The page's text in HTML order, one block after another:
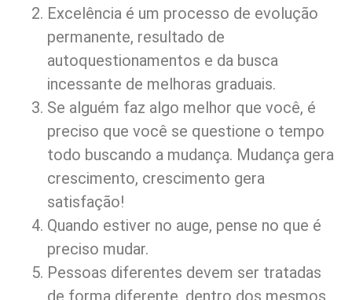
Excelência é um processo de evolução
permanente, resultado de
autoquestionamentos e da busca
incessante de melhoras graduais.
Se alguém faz algo melhor que você, é
preciso que você se questione o tempo
todo buscando a mudança. Mudança gera
crescimento, crescimento gera
satisfação!
Quando estiver no auge, pense no que é
preciso mudar.
Pessoas diferentes devem ser tratadas
de forma diferente, dentro dos mesmos